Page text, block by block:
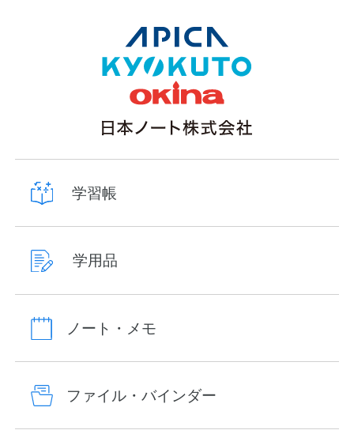
学習帳
学用品
ノート・メモ
ファイル・バインダー